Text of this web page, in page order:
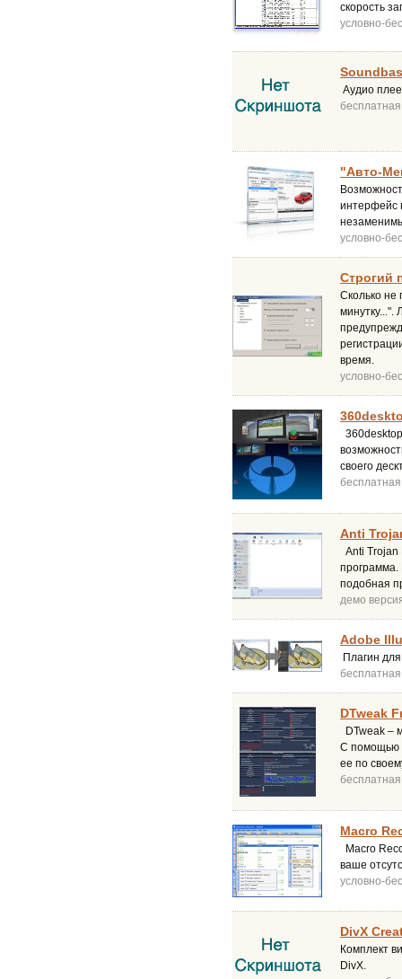
скорость
условно-
Аудио
бесплатная
"Авто-
интерфейс
условно-
Строгий
Сколько не
минутку...".
время.
условно-
своего
бесплатная
Anti
Anti Trojan
программа.
подобная
демо
Adobe
Плагин
бесплатная
DTweak
DTweak –
С помощью
ее по
бесплатная
Macro
Macro
ваше
условно-
DivX
Комплект
DivX.